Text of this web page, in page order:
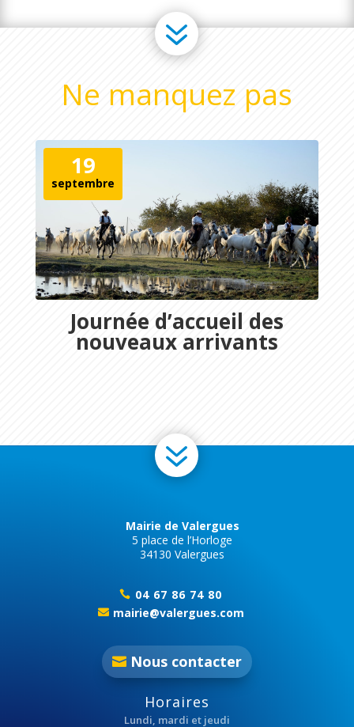
7
Ne manquez pas
19
septembre
Journée d’accueil des
nouveaux arrivants
7
Mairie de Valergues
5 place de l’Horloge
34130 Valergues
 04 67 86 74 80
 mairie@valergues.com
Nous contacter
Horaires
Lundi, mardi et jeudi